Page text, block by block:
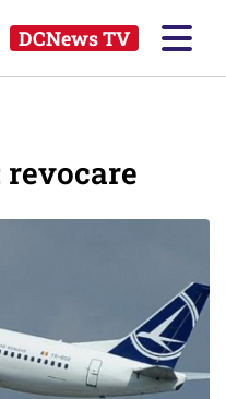
DCNews TV